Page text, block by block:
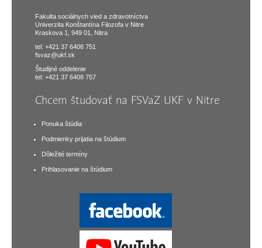
Fakulta sociálnych vied a zdravotníctva
Univerzita Konštantína Filozofa v Nitre
Kraskova 1, 949 01, Nitra
tel: +421 37 6408 751
fsvaz@ukf.sk
Študijné oddelenie
tel: +421 37 6408 757
Chcem študovať na FSVaZ UKF v Nitre
Ponuka štúdia
Podmienky prijatia na štúdium
Dôležité termíny
Prihlasovanie na štúdium